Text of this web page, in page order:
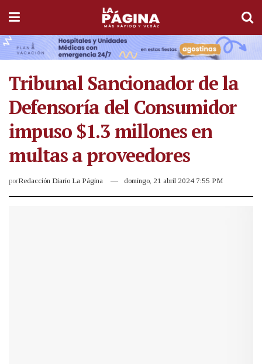
Tribunal Sancionador de la
Defensoría del Consumidor
impuso $1.3 millones en
multas a proveedores
porRedacción Diario La Página domingo, 21 abril 2024 7:55 PM